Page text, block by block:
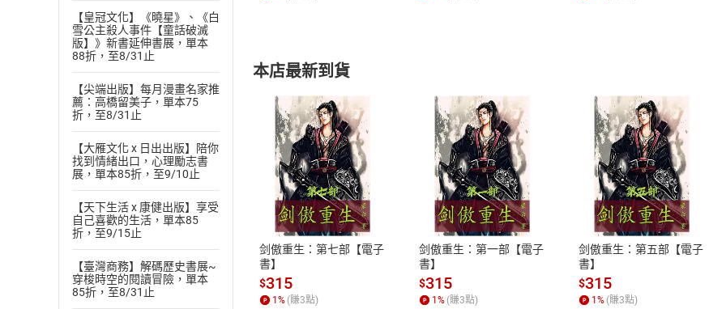
【皇冠文化】《曉星》、《白
雪公主殺人事件【童話破滅
版】》新書延伸書展，單本
88折，至8/31止
【尖端出版】每月漫畫名家推
薦：高橋留美子，單本75
折，至8/31止
【大雁文化 x 日出出版】陪你
找到情緒出口，心理勵志書
展，單本85折，至9/10止
【天下生活 x 康健出版】享受
自己喜歡的生活，單本85
折，至9/15止
【臺灣商務】解碼歷史書展~
穿梭時空的閱讀冒險，單本
85折，至8/31止
付款方式
ATM轉帳、信用卡、LINE PAY、AFTEE
退換貨規範
本店是否提供消費者保護法七日猶
之權利，遽消費者保護法及通訊交
除權合理例外情事適用準則，依商
質各有不同規定。詳細退換貨說明
照各商品說明。
本店最新到貨
剑傲重生：第七部【電子
書】
$315
1% (賺3點)
剑傲重生：第一部【電子
書】
$315
1% (賺3點)
剑傲重生：第五部【電子
書】
$315
1% (賺3點)